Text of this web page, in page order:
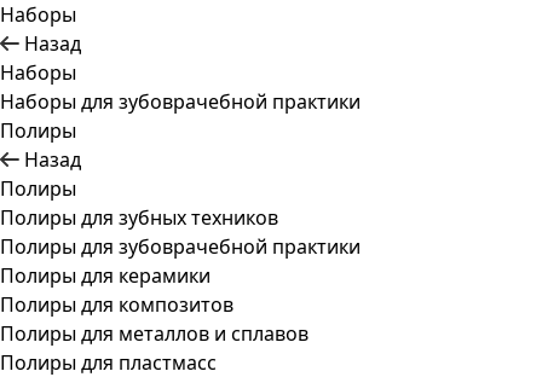
Наборы
Назад
Наборы
Наборы для зубоврачебной практики
Полиры
Назад
Полиры
Полиры для зубных техников
Полиры для зубоврачебной практики
Полиры для керамики
Полиры для композитов
Полиры для металлов и сплавов
Полиры для пластмасс